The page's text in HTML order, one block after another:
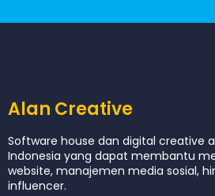
Alan Creative
Software house dan digital creative
Indonesia yang dapat membantu
website, manajemen media sosial,
influencer.